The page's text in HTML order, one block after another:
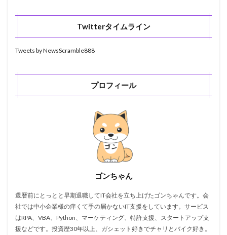
Twitterタイムライン
Tweets by NewsScramble888
プロフィール
ゴンちゃん
還暦前にとっとと早期退職してIT会社を立ち上げたゴンちゃんです。会
社では中小企業様の痒くて手の届かないIT支援をしています。サービス
はRPA、VBA、Python、マーケティング、特許支援、スタートアップ支
援などです。投資歴30年以上、ガシェット好きでチャリとバイク好き。